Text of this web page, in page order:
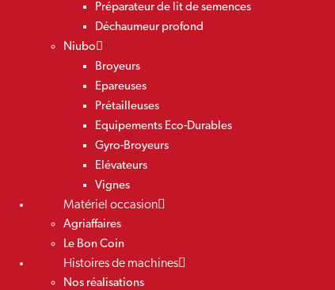
Préparateur de lit de semences
Déchaumeur profond
Niubo
Broyeurs
Epareuses
Prétailleuses
Equipements Eco-Durables
Gyro-Broyeurs
Elévateurs
Vignes
Matériel occasion
Agriaffaires
Le Bon Coin
Histoires de machines
Nos réalisations